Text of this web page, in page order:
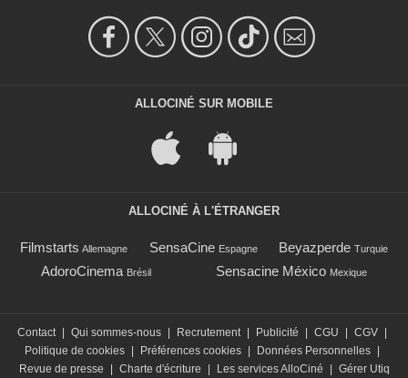
ALLOCINÉ SUR MOBILE
ALLOCINÉ À L'ÉTRANGER
Filmstarts Allemagne SensaCine Espagne Beyazperde Turquie
AdoroCinema Brésil Sensacine México Mexique
Contact Qui sommes-nous Recrutement Publicité CGU CGV
Politique de cookies
Préférences cookies Données Personnelles
Revue de presse
Charte d'écriture Les services AlloCiné Gérer Utiq